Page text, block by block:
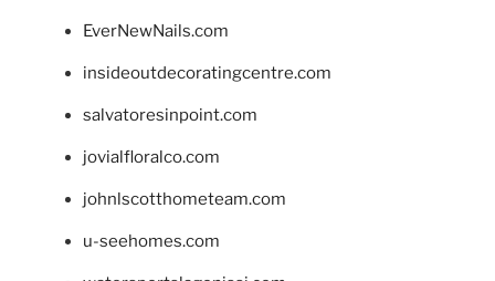
EverNewNails.com
insideoutdecoratingcentre.com
salvatoresinpoint.com
jovialfloralco.com
johnlscotthometeam.com
u-seehomes.com